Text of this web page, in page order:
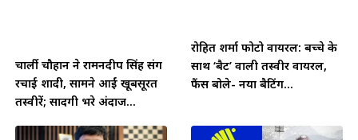
चार्ली चौहान ने रामनदीप सिंह संग
रचाई शादी, सामने आईं खूबसूरत
तस्वीरें; सादगी भरे अंदाज...
रोहित शर्मा फोटो वायरल: बच्चे के
साथ ‘बैट’ वाली तस्वीर वायरल,
फैंस बोले- नया बैटिंग...